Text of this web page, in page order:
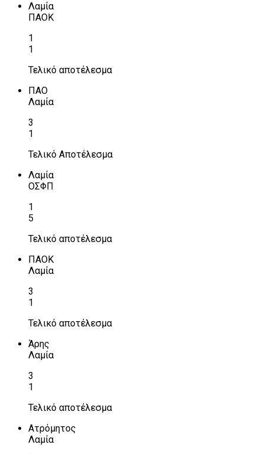
Λαμία
ΠΑΟΚ
1
1
Τελικό αποτέλεσμα
ΠΑΟ
Λαμία
3
1
Τελικό Αποτέλεσμα
Λαμία
ΟΣΦΠ
1
5
Τελικό αποτέλεσμα
ΠΑΟΚ
Λαμία
3
1
Τελικό αποτέλεσμα
Άρης
Λαμία
3
1
Τελικό αποτέλεσμα
Ατρόμητος
Λαμία